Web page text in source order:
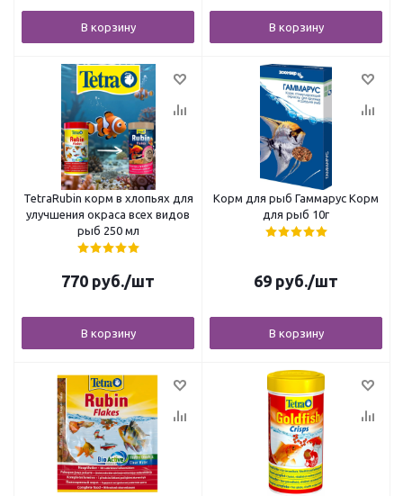
В корзину В корзину
TetraRubin корм в хлопьях для
улучшения окраса всех видов
рыб 250 мл
770 руб./шт
В корзину
Корм для рыб Гаммарус Корм
для рыб 10г
69 руб./шт
В корзину